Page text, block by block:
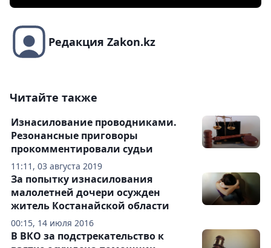
Редакция Zakon.kz
Читайте также
11:11, 03 августа 2019
Изнасилование проводниками.
Резонансные приговоры
прокомментировали судьи
00:15, 14 июля 2016
За попытку изнасилования
малолетней дочери осужден
житель Костанайской области
В ВКО за подстрекательство к